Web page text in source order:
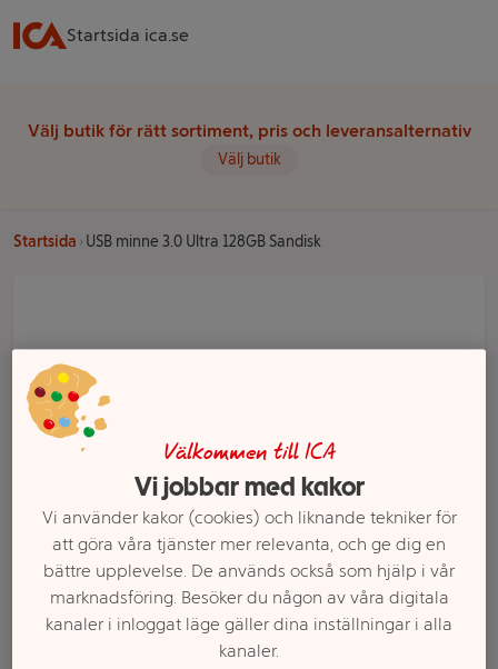
Startsida ica.se
Välj butik för rätt sortiment, pris och leveransalternativ
Välj butik
Startsida USB minne 3.0 Ultra 128GB Sandisk
Välkommen till ICA
Vi jobbar med kakor
Vi använder kakor (cookies) och liknande tekniker för
att göra våra tjänster mer relevanta, och ge dig en
bättre upplevelse. De används också som hjälp i vår
marknadsföring. Besöker du någon av våra digitala
kanaler i inloggat läge gäller dina inställningar i alla
kanaler.